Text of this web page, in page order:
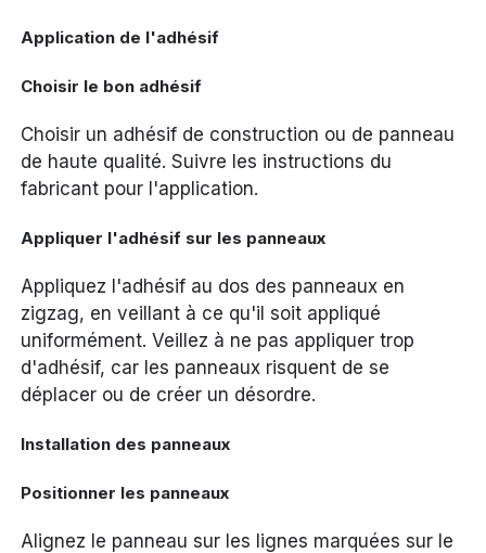
Application de l'adhésif
Choisir le bon adhésif
Choisir un adhésif de construction ou de panneau
de haute qualité. Suivre les instructions du
fabricant pour l'application.
Appliquer l'adhésif sur les panneaux
Appliquez l'adhésif au dos des panneaux en
zigzag, en veillant à ce qu'il soit appliqué
uniformément. Veillez à ne pas appliquer trop
d'adhésif, car les panneaux risquent de se
déplacer ou de créer un désordre.
Installation des panneaux
Positionner les panneaux
Alignez le panneau sur les lignes marquées sur le